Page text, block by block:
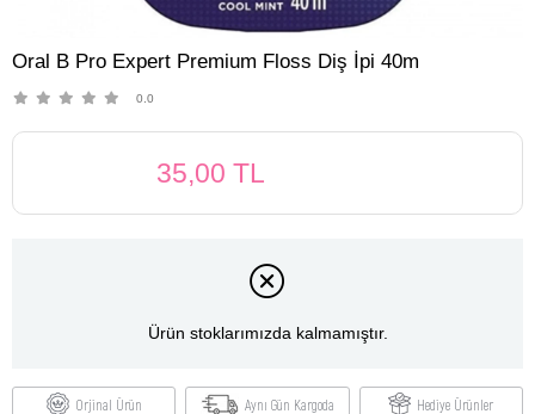
Oral B Pro Expert Premium Floss Diş İpi 40m
0.0
35,00 TL
Ürün stoklarımızda kalmamıştır.
Orjinal Ürün Aynı Gün Kargoda Hediye Ürünler